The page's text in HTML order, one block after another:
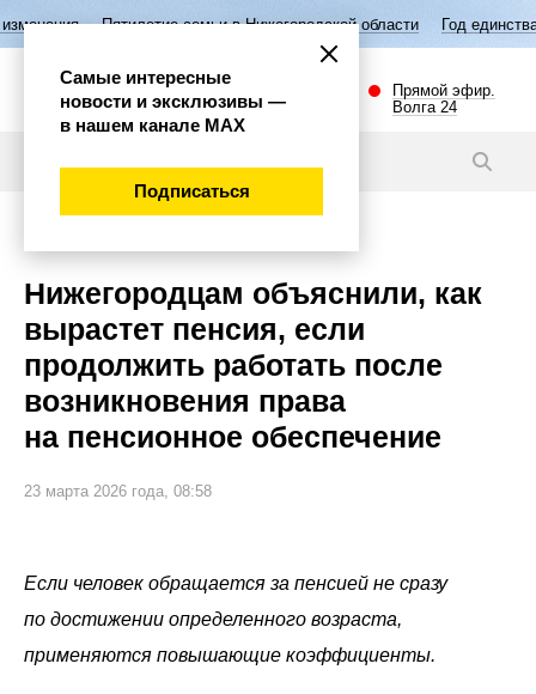
семьи в Нижегородской области Год единства народов России
Прямой эфир.
Волга 24
Нижегородцам объяснили, как
вырастет пенсия, если
продолжить работать после
возникновения права
на пенсионное обеспечение
23 марта 2026 года, 08:58
Если человек обращается за пенсией не сразу
по достижении определенного возраста,
применяются повышающие коэффициенты.
Самые интересные
новости и эксклюзивы —
в нашем канале МАХ
Подписаться